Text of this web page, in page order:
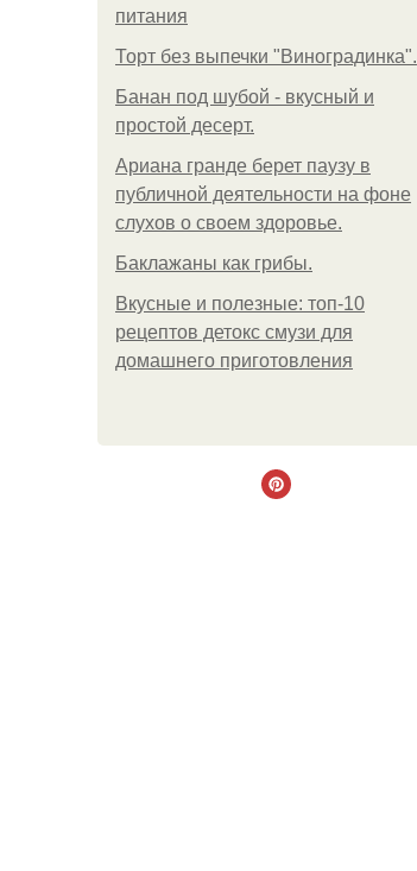
питания
Торт без выпечки "Виноградинка".
Банан под шубой - вкусный и
простой десерт.
Ариана гранде берет паузу в
публичной деятельности на фоне
слухов о своем здоровье.
Баклажаны как грибы.
Вкусные и полезные: топ-10
рецептов детокс смузи для
домашнего приготовления